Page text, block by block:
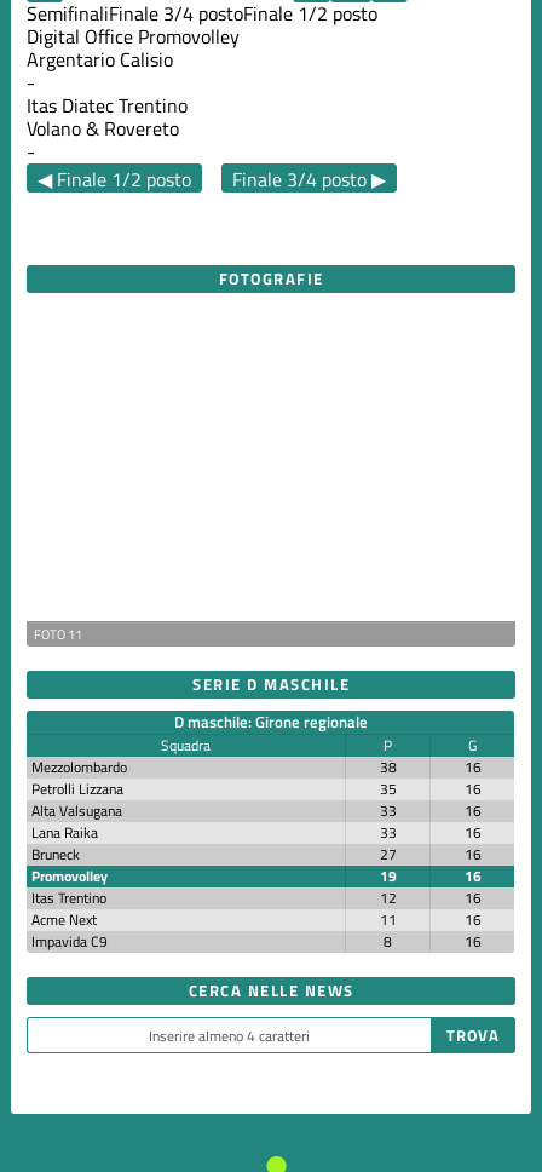
SemifinaliFinale 3/4 postoFinale 1/2 posto
Digital Office Promovolley
Argentario Calisio
-
Itas Diatec Trentino
Volano & Rovereto
-
◀ Finale 1/2 posto
Finale 3/4 posto ▶
FOTOGRAFIE
FOTO 11
SERIE D MASCHILE
D maschile: Girone regionale
Squadra P
G
Mezzolombardo
38
16
Petrolli Lizzana
35
16
Alta Valsugana
33
16
Lana Raika
33
16
Bruneck
27
16
Promovolley
19
16
Itas Trentino
12
16
Acme Next
11
16
Impavida C9
8 16
CERCA NELLE NEWS